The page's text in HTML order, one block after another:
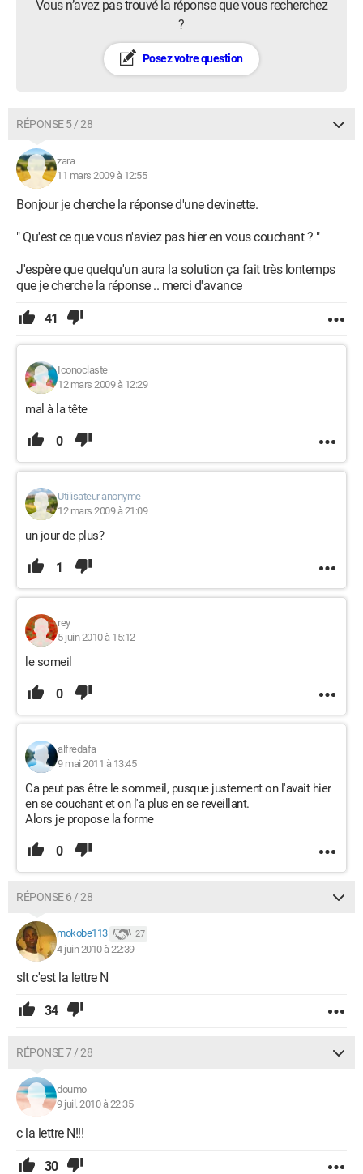
Vous n’avez pas trouvé la réponse que vous recherchez
?
Posez votre question
RÉPONSE 5 / 28
zara
11 mars 2009 à 12:55
Bonjour je cherche la réponse d'une devinette.
" Qu'est ce que vous n'aviez pas hier en vous couchant ? "
J'espère que quelqu'un aura la solution ça fait très lontemps
que je cherche la réponse .. merci d'avance
41
Iconoclaste
12 mars 2009 à 12:29
mal à la tête
0
Utilisateur anonyme
12 mars 2009 à 21:09
un jour de plus?
1
rey
5 juin 2010 à 15:12
le someil
0
alfredafa
9 mai 2011 à 13:45
Ca peut pas être le sommeil, pusque justement on l'avait hier
en se couchant et on l'a plus en se reveillant.
Alors je propose la forme
0
RÉPONSE 6 / 28
mokobe113 27
4 juin 2010 à 22:39
slt c'est la lettre N
34
RÉPONSE 7 / 28
doumo
9 juil. 2010 à 22:35
c la lettre N!!!
30